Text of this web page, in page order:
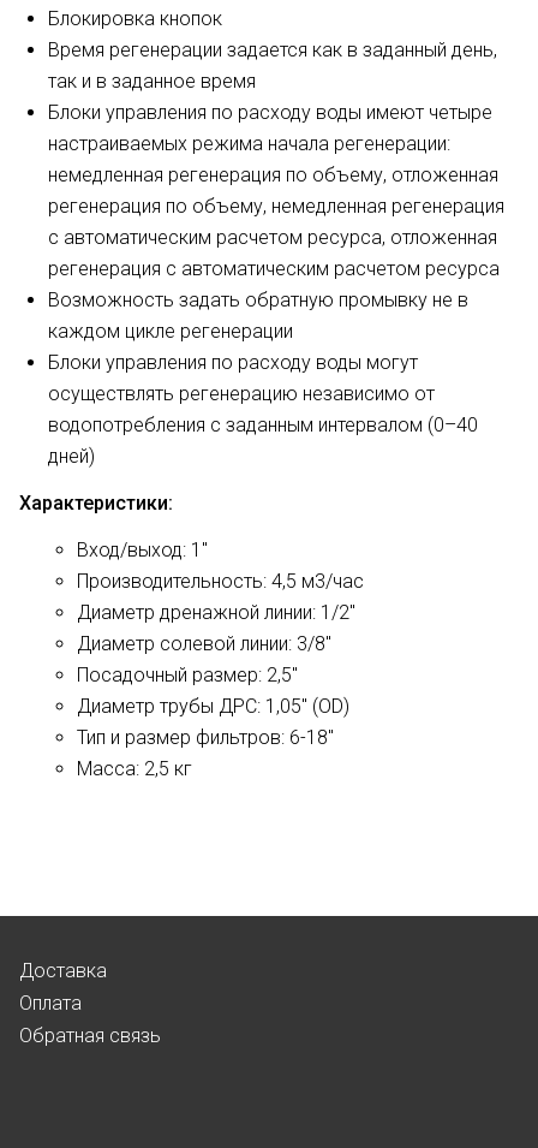
Блокировка кнопок
Время регенерации задается как в заданный день,
так и в заданное время
Блоки управления по расходу воды имеют четыре
настраиваемых режима начала регенерации:
немедленная регенерация по объему, отложенная
регенерация по объему, немедленная регенерация
с автоматическим расче­том ресурса, отложенная
регенерация с автоматическим расчетом ресурса
Возможность задать обратную промывку не в
каждом цикле регенерации
Блоки управления по расходу воды могут
осуществлять регенерацию независимо от
водопотребления с задан­ным интервалом (0–40
дней)
Характеристики:
Вход/выход: 1"
Производительность: 4,5 м3/час
Диаметр дренажной линии: 1/2"
Диаметр солевой линии: 3/8"
Посадочный размер: 2,5"
Диаметр трубы ДРС: 1,05" (OD)
Тип и размер фильтров: 6-18"
Масса: 2,5 кг
Доставка
Оплата
Обратная связь